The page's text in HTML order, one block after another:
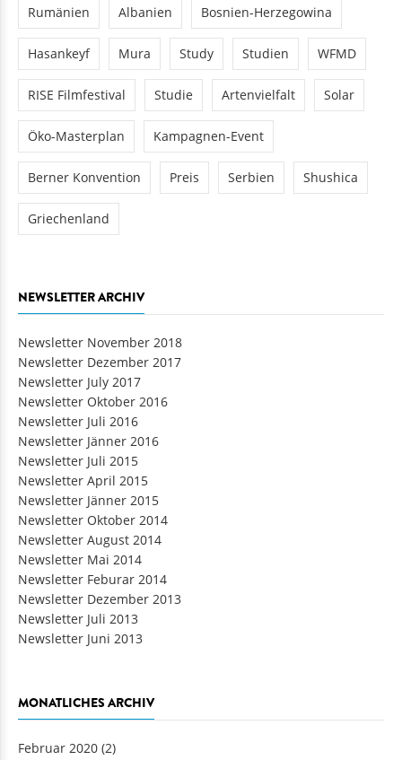
Rumänien Albanien Bosnien-Herzegowina
Hasankeyf Mura Study Studien WFMD
RISE Filmfestival Studie Artenvielfalt Solar
Öko-Masterplan Kampagnen-Event
Berner Konvention Preis Serbien Shushica
Griechenland
NEWSLETTER ARCHIV
Newsletter November 2018
Newsletter Dezember 2017
Newsletter July 2017
Newsletter Oktober 2016
Newsletter Juli 2016
Newsletter Jänner 2016
Newsletter Juli 2015
Newsletter April 2015
Newsletter Jänner 2015
Newsletter Oktober 2014
Newsletter August 2014
Newsletter Mai 2014
Newsletter Feburar 2014
Newsletter Dezember 2013
Newsletter Juli 2013
Newsletter Juni 2013
MONATLICHES ARCHIV
Februar 2020 (2)